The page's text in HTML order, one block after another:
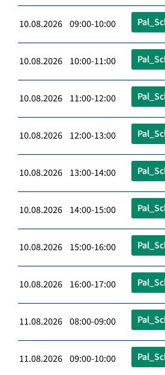
10.08.2026 09:00-10:00
10.08.2026 10:00-11:00
10.08.2026 11:00-12:00
10.08.2026 12:00-13:00
10.08.2026 13:00-14:00
10.08.2026 14:00-15:00
10.08.2026 15:00-16:00
10.08.2026 16:00-17:00
11.08.2026 08:00-09:00
11.08.2026 09:00-10:00